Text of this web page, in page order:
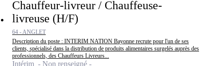
Chauffeur-livreur / Chauffeuse-
livreuse (H/F)
64 - ANGLET
Description du poste : INTERIM NATION Bayonne recrute pour l'un de ses
clients, spécialisé dans la distribution de produits alimentaires surgelés auprès des
professionnels, des Chauffeurs Livreurs...
Intérim - Non renseigné